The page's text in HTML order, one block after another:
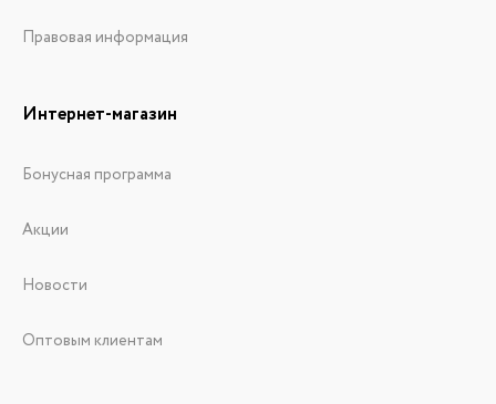
Правовая информация
Интернет-магазин
Бонусная программа
Акции
Новости
Оптовым клиентам